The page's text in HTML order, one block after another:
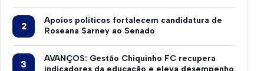
Apoios políticos fortalecem candidatura de
Roseana Sarney ao Senado
AVANÇOS: Gestão Chiquinho FC recupera